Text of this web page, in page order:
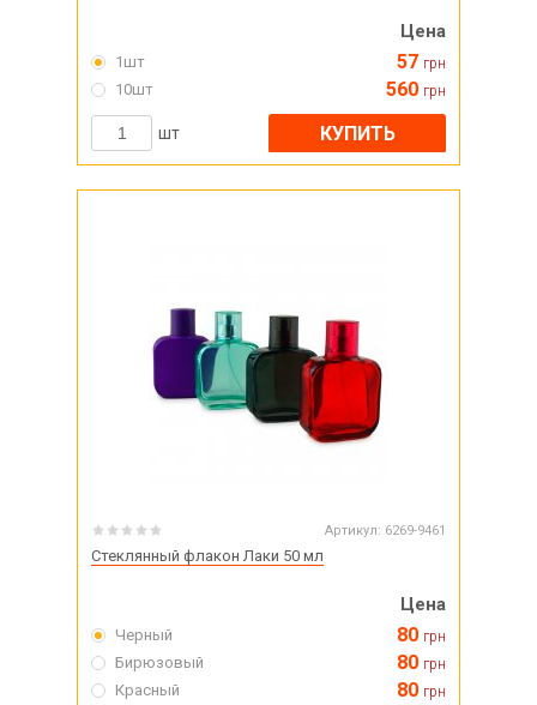
Цена
1шт 57 грн
10шт 560 грн
шт КУПИТЬ
Артикул: 6269-9461
Стеклянный флакон Лаки 50 мл
Цена
Черный 80 грн
Бирюзовый 80 грн
Красный 80 грн